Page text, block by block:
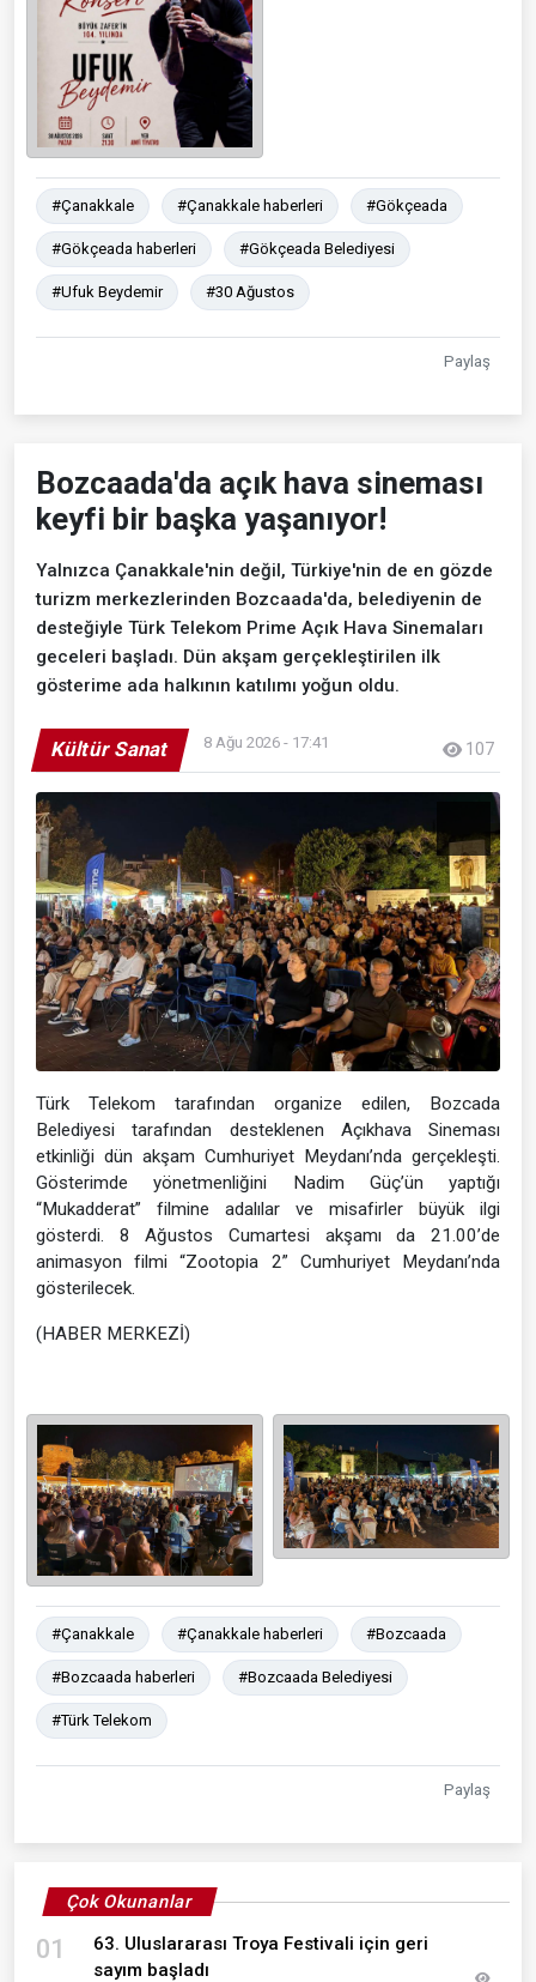
#Çanakkale #Çanakkale haberleri #Gökçeada
#Gökçeada haberleri #Gökçeada Belediyesi
#Ufuk Beydemir #30 Ağustos
Paylaş
Bozcaada'da açık hava sineması
keyfi bir başka yaşanıyor!
Yalnızca Çanakkale'nin değil, Türkiye'nin de en gözde
turizm merkezlerinden Bozcaada'da, belediyenin de
desteğiyle Türk Telekom Prime Açık Hava Sinemaları
geceleri başladı. Dün akşam gerçekleştirilen ilk
gösterime ada halkının katılımı yoğun oldu.
Kültür Sanat 8 Ağu 2026 - 17:41 107
Türk Telekom tarafından organize edilen, Bozcada
Belediyesi tarafından desteklenen Açıkhava Sineması
etkinliği dün akşam Cumhuriyet Meydanı’nda gerçekleşti.
Gösterimde yönetmenliğini Nadim Güç’ün yaptığı
“Mukadderat” filmine adalılar ve misafirler büyük ilgi
gösterdi. 8 Ağustos Cumartesi akşamı da 21.00’de
animasyon filmi “Zootopia 2” Cumhuriyet Meydanı’nda
gösterilecek.
(HABER MERKEZİ)
#Çanakkale #Çanakkale haberleri #Bozcaada
#Bozcaada haberleri #Bozcaada Belediyesi
#Türk Telekom
Paylaş
Çok Okunanlar
01
63. Uluslararası Troya Festivali için geri
sayım başladı